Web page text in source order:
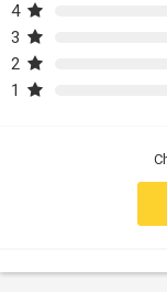
4
3
2
1